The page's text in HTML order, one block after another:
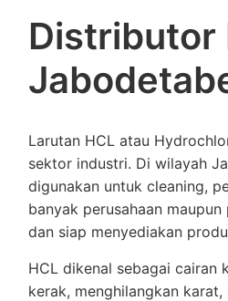
Distributor
Larutan HCL atau
sektor industri. Di wilayah
digunakan untuk cleaning,
banyak perusahaan
dan siap menyediakan
HCL dikenal sebagai cairan
kerak, menghilangkan